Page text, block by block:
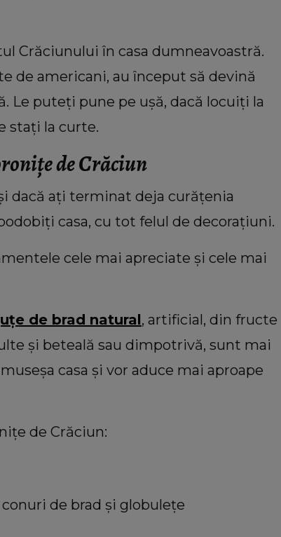
Crăciunului în casa dumneavoastră.
de americani, au început să devină
Le puteți pune pe ușă, dacă locuiți la
stați la curte.
de Crăciun
dacă ați terminat deja curățenia
casa, cu tot felul de decorațiuni.
cele mai apreciate și cele mai
de brad natural, artificial, din fructe
și beteală sau dimpotrivă, sunt mai
casa și vor aduce mai aproape
de Crăciun:
de brad și globulețe
de
VEDETE
Mariana Ionescu Căpitănescu, despre
decizia de a pleca în Canada și cum l-a
ani: “Eram foarte dezamăgită.”